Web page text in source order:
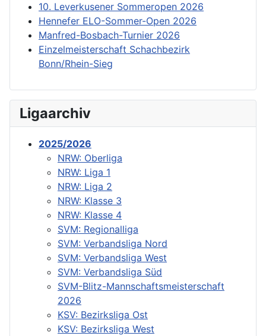
10. Leverkusener Sommeropen 2026
Hennefer ELO-Sommer-Open 2026
Manfred-Bosbach-Turnier 2026
Einzelmeisterschaft Schachbezirk
Bonn/Rhein-Sieg
Ligaarchiv
2025/2026
NRW: Oberliga
NRW: Liga 1
NRW: Liga 2
NRW: Klasse 3
NRW: Klasse 4
SVM: Regionalliga
SVM: Verbandsliga Nord
SVM: Verbandsliga West
SVM: Verbandsliga Süd
SVM-Blitz-Mannschaftsmeisterschaft
2026
KSV: Bezirksliga Ost
KSV: Bezirksliga West